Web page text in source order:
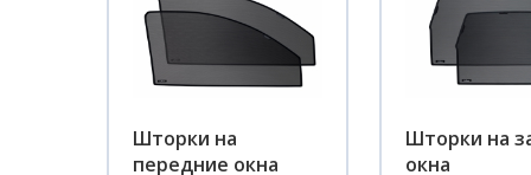
Шторки на
передние окна
Шторки на
окна